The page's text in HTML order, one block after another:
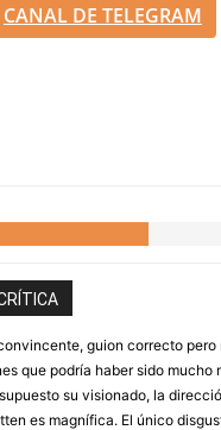
CANAL DE TELEGRAM
guion correcto pero
que podría haber sido mucho
su visionado, la
es magnífica. El único